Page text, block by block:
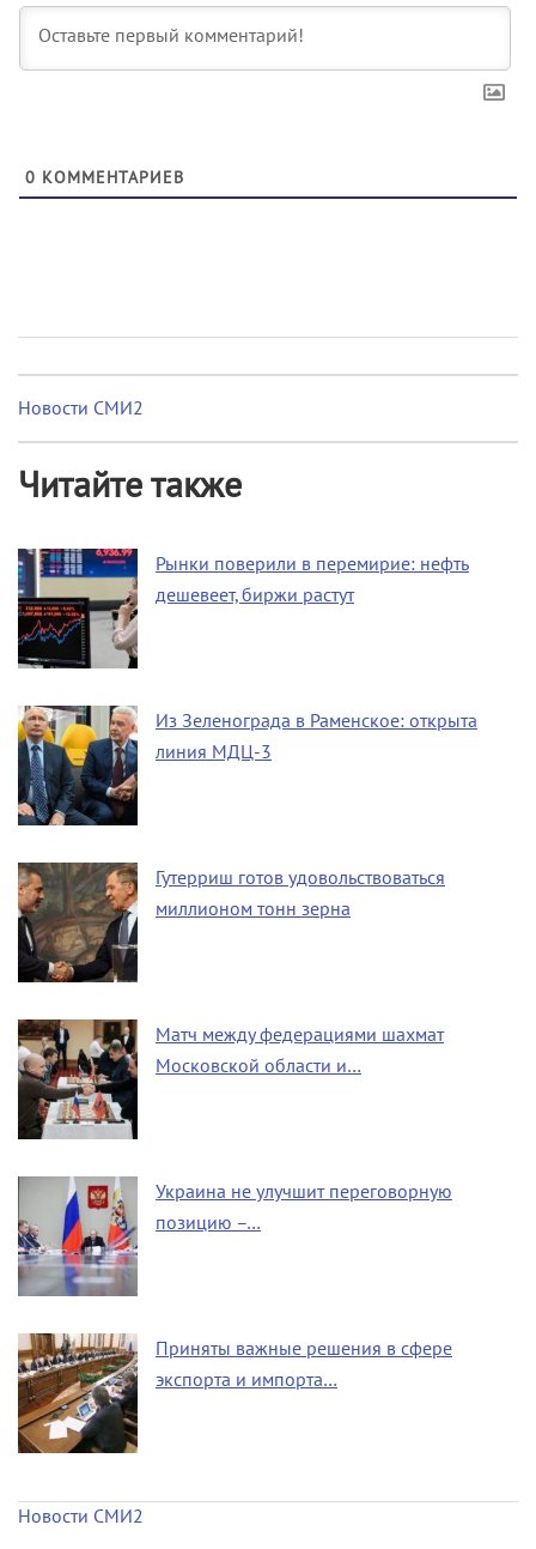
0 КОММЕНТАРИЕВ
Новости СМИ2
Читайте также
Рынки поверили в перемирие: нефть
дешевеет, биржи растут
Из Зеленограда в Раменское: открыта
линия МДЦ-3
Гутерриш готов удовольствоваться
миллионом тонн зерна
Матч между федерациями шахмат
Московской области и…
Украина не улучшит переговорную
позицию –…
Приняты важные решения в сфере
экспорта и импорта…
Новости СМИ2